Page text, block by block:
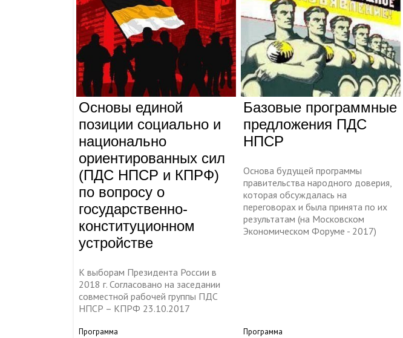
Основы единой
позиции социально и
национально
ориентированных сил
(ПДС НПСР и КПРФ)
по вопросу о
государственно-
конституционном
устройстве
К выборам Президента России в
2018 г. Согласовано на заседании
совместной рабочей группы ПДС
НПСР – КПРФ 23.10.2017
Программа
Базовые программные
предложения ПДС
НПСР
Основа будущей программы
правительства народного доверия,
которая обсуждалась на
переговорах и была принята по их
результатам (на Московском
Экономическом Форуме - 2017)
Программа